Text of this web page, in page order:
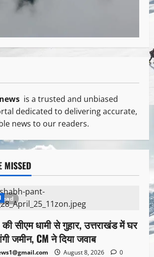
is a trusted and unbiased
dedicated to delivering accurate,
news to our readers.
MISSED
सीएम धामी से गुहार, उत्तराखंड में घर
जमीन, CM ने दिया जवाब
August 8, 2026
0